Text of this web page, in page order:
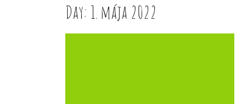
Day: 1. mája 2022